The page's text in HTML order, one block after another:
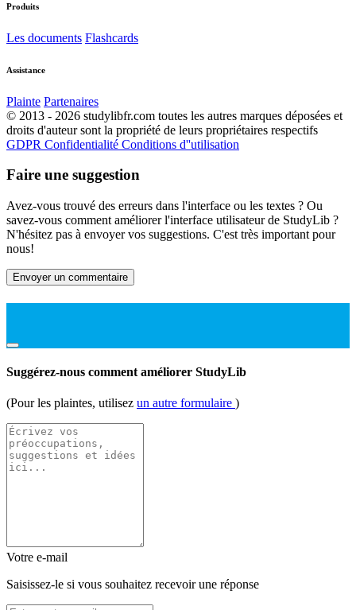
Produits
Les documents Flashcards
Assistance
Plainte Partenaires
© 2013 - 2026 studylibfr.com toutes les autres marques déposées et
droits d'auteur sont la propriété de leurs propriétaires respectifs
GDPR Confidentialité Conditions d''utilisation
Faire une suggestion
Avez-vous trouvé des erreurs dans l'interface ou les textes ? Ou
savez-vous comment améliorer l'interface utilisateur de StudyLib ?
N'hésitez pas à envoyer vos suggestions. C'est très important pour
nous!
Envoyer un commentaire
Suggérez-nous comment améliorer StudyLib
(Pour les plaintes, utilisez un autre formulaire )
Votre e-mail
Saisissez-le si vous souhaitez recevoir une réponse